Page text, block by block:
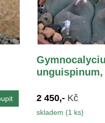
2 450,- Kč
skladem (1 ks)